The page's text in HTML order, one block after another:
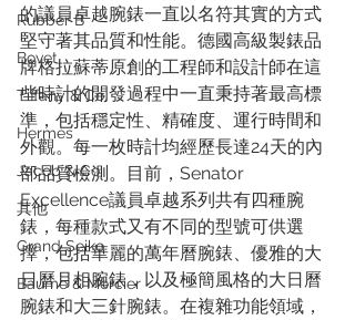
Rubber B
Bovet
Tiffany & Co.
Hermès
Jacob & Co.
其他
Grand Seiko
Baume & Mercier
的議員卓越腕錶一直以名符其實的方式
堅守著其品質和性能。德國高級製錶品
牌格拉蘇蒂原創的工程師和設計師在這
些時計的開發過程中一直秉持著最高標
準，包括穩定性、精確度、運行時間和
外觀。每一枚時計均經歷長達24天的內
部品質檢測。目前，Senator
Excellence議員卓越系列共有四種腕
錶，每種款式又有不同的型號可供選
擇，包括華麗的萬年曆腕錶、優雅的大
日曆月相腕錶，以及極簡風格的大日曆
腕錶和大三針腕錶。在複雜功能領域，